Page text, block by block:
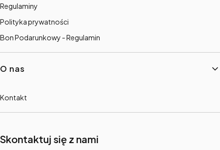
Regulaminy
Polityka prywatności
Bon Podarunkowy - Regulamin
O nas
Kontakt
Skontaktuj się z nami